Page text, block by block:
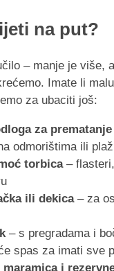
na put?
– manje je više,
Imate li
za ubaciti još:
za prematanje
odmorištima ili
torbica–
ili dekica– za
– s pregradama i
spas za imati sve
i